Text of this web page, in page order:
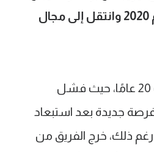
نهائي كأس العالم مع الأرجنتين، اعتزل ماسكيرانو اللعب في عام 2020 وانتقل إلى مجال
لكنه واجه صعوبات في منصبه الأول كمدرب لمنتخب الأرجنتين تحت 20 عامًا، حيث فشل
2023 قبل أن يحصل على فرصة جديدة بعد استبعاد
ذلك، خرج الفريق من